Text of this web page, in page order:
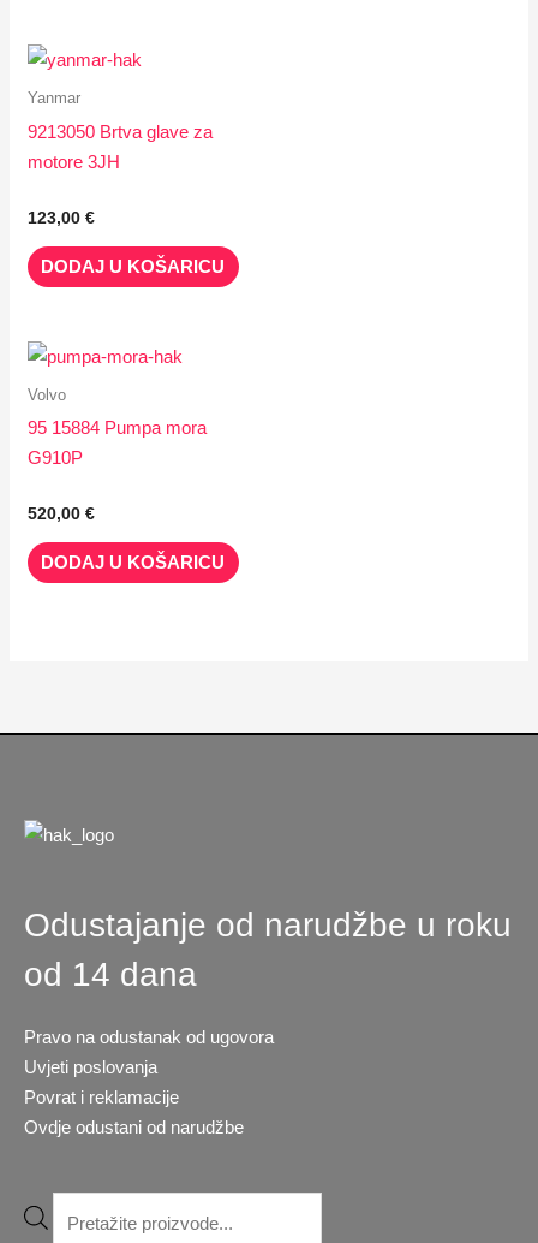
Yanmar
9213050 Brtva glave za
motore 3JH
123,00€
DODAJ U KOŠARICU
Volvo
95 15884 Pumpa mora
G910P
520,00€
DODAJ U KOŠARICU
Odustajanje od narudžbe u roku
od 14 dana
Pravo na odustanak od ugovora
Uvjeti poslovanja
Povrat i reklamacije
Ovdje odustani od narudžbe